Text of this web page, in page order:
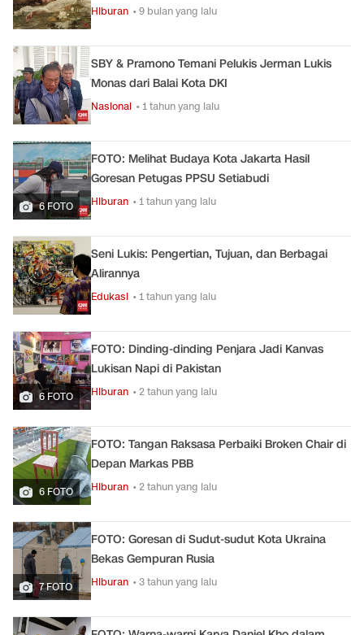
Hiburan • 9 bulan yang lalu
SBY & Pramono Temani Pelukis Jerman Lukis
Monas dari Balai Kota DKI
Nasional • 1 tahun yang lalu
6 FOTO
FOTO: Melihat Budaya Kota Jakarta Hasil
Goresan Petugas PPSU Setiabudi
Hiburan • 1 tahun yang lalu
Seni Lukis: Pengertian, Tujuan, dan Berbagai
Alirannya
Edukasi • 1 tahun yang lalu
6 FOTO
FOTO: Dinding-dinding Penjara Jadi Kanvas
Lukisan Napi di Pakistan
Hiburan • 2 tahun yang lalu
6 FOTO
FOTO: Tangan Raksasa Perbaiki Broken Chair di
Depan Markas PBB
Hiburan • 2 tahun yang lalu
7 FOTO
FOTO: Goresan di Sudut-sudut Kota Ukraina
Bekas Gempuran Rusia
Hiburan • 3 tahun yang lalu